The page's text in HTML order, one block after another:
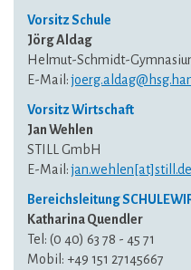
Vorsitz Schule
Jörg Aldag
Helmut-Schmidt-
E-Mail:
Vorsitz Wirtschaft
Jan Wehlen
STILL GmbH
E-Mail:jan.wehlen[at]still.de
Bereichsleitung
Katharina Quendler
Tel: (0 40) 63 78 - 45 71
Mobil: +49 151 27145667